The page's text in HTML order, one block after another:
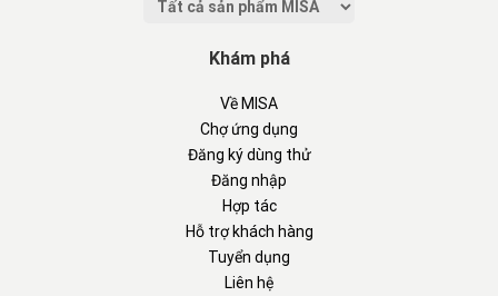
Khám phá
Về MISA
Chợ ứng dụng
Đăng ký dùng thử
Đăng nhập
Hợp tác
Hỗ trợ khách hàng
Tuyển dụng
Liên hệ